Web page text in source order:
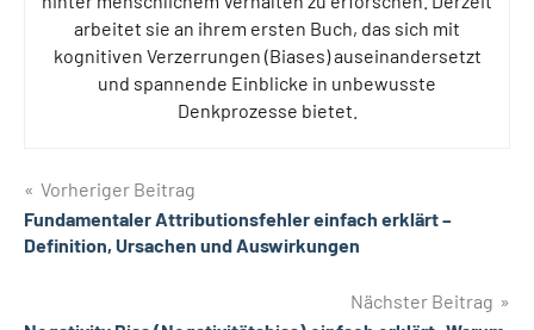
arbeitet sie an ihrem ersten Buch, das sich mit
kognitiven Verzerrungen (Biases) auseinandersetzt
und spannende Einblicke in unbewusste
Denkprozesse bietet.
Beitragsnavigation
Vorheriger Beitrag
Fundamentaler Attributionsfehler einfach erklärt –
Definition, Ursachen und Auswirkungen
Nächster Beitrag